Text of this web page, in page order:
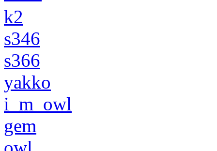
k2
s346
s366
yakko
i_m_owl
gem